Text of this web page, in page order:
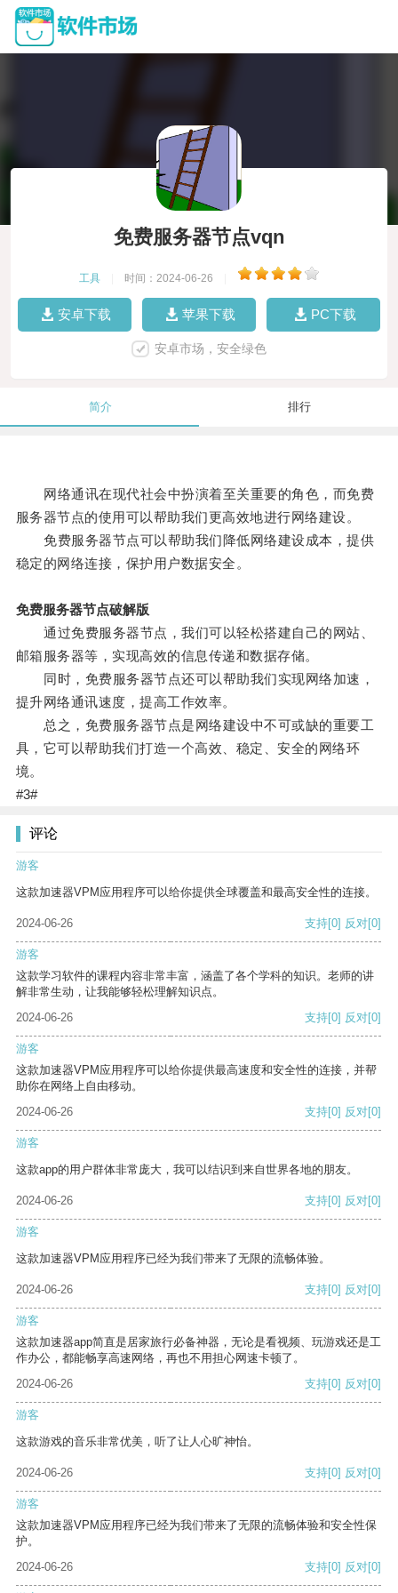
免费服务器节点vqn
工具 时间：2024-06-26
安卓下载 苹果下载 PC下载
安卓市场，安全绿色
简介 排行
网络通讯在现代社会中扮演着至关重要的角色，而免费
服务器节点的使用可以帮助我们更高效地进行网络建设。
免费服务器节点可以帮助我们降低网络建设成本，提供
稳定的网络连接，保护用户数据安全。
免费服务器节点破解版
通过免费服务器节点，我们可以轻松搭建自己的网站、
邮箱服务器等，实现高效的信息传递和数据存储。
同时，免费服务器节点还可以帮助我们实现网络加速，
提升网络通讯速度，提高工作效率。
总之，免费服务器节点是网络建设中不可或缺的重要工
具，它可以帮助我们打造一个高效、稳定、安全的网络环
境。
#3#
评论
游客
这款加速器VPM应用程序可以给你提供全球覆盖和最高安全性的连接。
2024-06-26 支持[0] 反对[0]
游客
这款学习软件的课程内容非常丰富，涵盖了各个学科的知识。老师的讲
解非常生动，让我能够轻松理解知识点。
2024-06-26
支持[0] 反对[0]
游客
这款加速器VPM应用程序可以给你提供最高速度和安全性的连接，并帮
助你在网络上自由移动。
2024-06-26
支持[0] 反对[0]
游客
这款app的用户群体非常庞大，我可以结识到来自世界各地的朋友。
2024-06-26 支持[0] 反对[0]
游客
这款加速器VPM应用程序已经为我们带来了无限的流畅体验。
2024-06-26 支持[0] 反对[0]
游客
这款加速器app简直是居家旅行必备神器，无论是看视频、玩游戏还是工
作办公，都能畅享高速网络，再也不用担心网速卡顿了。
2024-06-26
支持[0] 反对[0]
游客
这款游戏的音乐非常优美，听了让人心旷神怡。
2024-06-26 支持[0] 反对[0]
游客
这款加速器VPM应用程序已经为我们带来了无限的流畅体验和安全性保
护。
2024-06-26
支持[0] 反对[0]